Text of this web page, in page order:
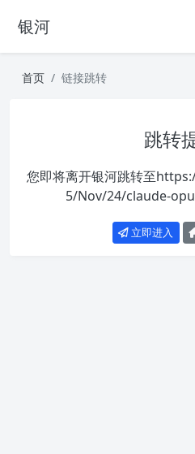
银河
首页 链接跳转
跳转
您即将离开银河跳转至
5/Nov/24/claude-
立即进入